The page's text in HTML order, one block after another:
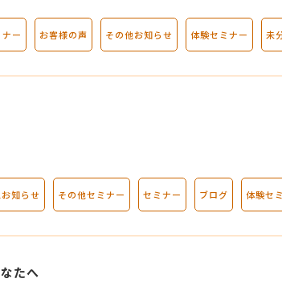
ー お客様の声 その他お知らせ 体験セミナー 未
知らせ その他セミナー セミナー ブログ 体験セ
たへ